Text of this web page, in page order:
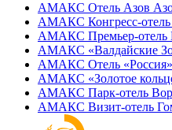
АМАКС Отель ‎Азов
АМАКС Конгресс-отель
АМАКС Премьер-отель
АМАКС «‎Валдайские
АМАКС Отель «‎Россия»
АМАКС «‎Золотое
АМАКС Парк-отель
АМАКС Визит-отель